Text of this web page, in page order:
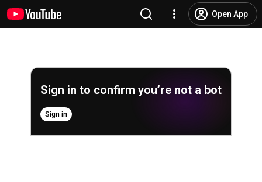
Open App
Sign in to confirm you’re not a bot
Sign in